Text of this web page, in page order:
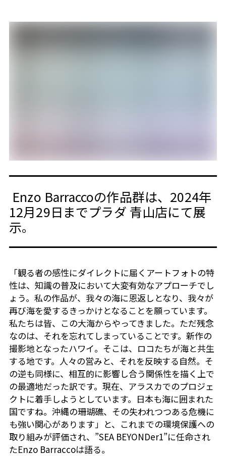
Enzo Barraccoの作品群は、2024年
12月29日までプラダ 青山店にて展
示。
「観る者の感性にダイレクトに届くアートフォトの特
性は、知識の普及において大変有効なアプローチでし
ょう。私の作品が、我々の海に恩返しとなり、我々が
再び海を愛するきっかけとなることを願っています。
私たちは皆、この大海からやってきました。ただ残念
なのは、それを忘れてしまっていることです。新作の
撮影地となったハワイ。そこは、ロコたちが海と共生
する地です。人々の営みと、それを反映する自然。そ
の逆も同様に、相互的に影響し合う関係性を描く上で
の最適地だった訳です。現在、アラスカでのプロジェ
クトに着手しようとしています。日本も海に囲まれた
国ですね。沖縄の珊瑚礁、その失われつつある危機に
も強い関心があります」と、これまでの環境保護への
取り組みが評価され、”SEA BEYONDer1”に任命され
たEnzo Barraccoは語る。